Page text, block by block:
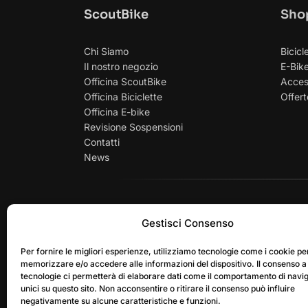
Gestisci Consenso
Per fornire le migliori esperienze, utilizziamo tecnologie come i cookie
memorizzare e/o accedere alle informazioni del dispositivo. Il consenso a
tecnologie ci permetterà di elaborare dati come il comportamento di
unici su questo sito. Non acconsentire o ritirare il consenso può influire
negativamente su alcune caratteristiche e funzioni.
ScoutBike
Chi Siamo
Il nostro negozio
Officina ScoutBike
Officina Biciclette
Officina E-bike
Revisione Sospensioni
Contatti
News
E-